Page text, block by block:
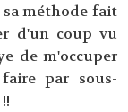
méthode fait
d'un coup vu
de m'occuper
par sous-